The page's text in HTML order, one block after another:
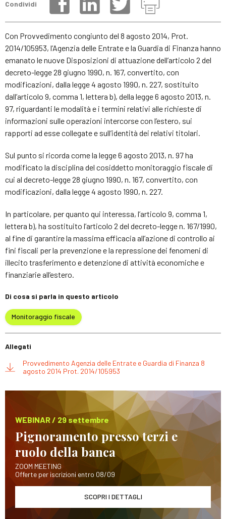
Condividi
Con Provvedimento congiunto del 8 agosto 2014, Prot.
2014/105953, l’Agenzia delle Entrate e la Guardia di Finanza hanno
emanato le nuove Disposizioni di attuazione dell’articolo 2 del
decreto-legge 28 giugno 1990, n. 167, convertito, con
modificazioni, dalla legge 4 agosto 1990, n. 227, sostituito
dall’articolo 9, comma 1, lettera b), della legge 6 agosto 2013, n.
97, riguardanti le modalità e i termini relativi alle richieste di
informazioni sulle operazioni intercorse con l’estero, sui
rapporti ad esse collegate e sull’identità dei relativi titolari.
Sul punto si ricorda come la legge 6 agosto 2013, n. 97 ha
modificato la disciplina del cosiddetto monitoraggio fiscale di
cui al decreto-legge 28 giugno 1990, n. 167, convertito, con
modificazioni, dalla legge 4 agosto 1990, n. 227.
In particolare, per quanto qui interessa, l’articolo 9, comma 1,
lettera b), ha sostituito l’articolo 2 del decreto-legge n. 167/1990,
al fine di garantire la massima efficacia all’azione di controllo ai
fini fiscali per la prevenzione e la repressione dei fenomeni di
illecito trasferimento e detenzione di attività economiche e
finanziarie all’estero.
Di cosa si parla in questo articolo
Monitoraggio fiscale
Allegati
Provvedimento Agenzia delle Entrate e Guardia di Finanza 8
agosto 2014 Prot. 2014/105953
WEBINAR / 29 settembre
Pignoramento presso terzi e
ruolo della banca
ZOOM MEETING
Offerte per iscrizioni entro 08/09
SCOPRI I DETTAGLI